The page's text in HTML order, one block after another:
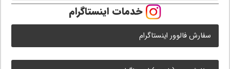
خدمات اینستاگرام
سفارش فالوور اینستاگرام